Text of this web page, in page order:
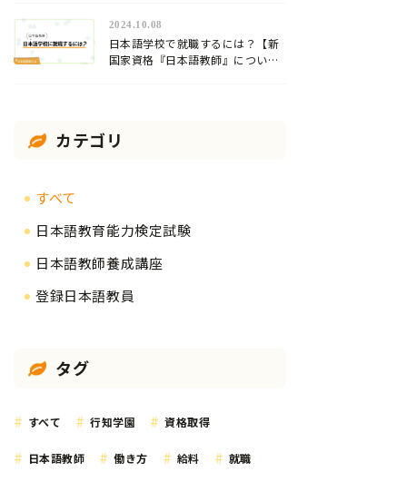
2024.10.08
日本語学校で就職するには？【新
国家資格『日本語教師』について
カテゴリ
すべて
日本語教育能力検定試験
日本語教師養成講座
登録日本語教員
タグ
すべて 行知学園 資格取得
日本語教師 働き方 給料 就職